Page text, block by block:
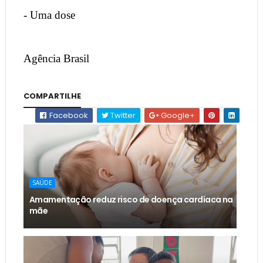
- Uma dose
Agência Brasil
COMPARTILHE
Facebook
Twitter Google+
SAÚDE
Amamentação reduz risco de doença cardíaca na
mãe